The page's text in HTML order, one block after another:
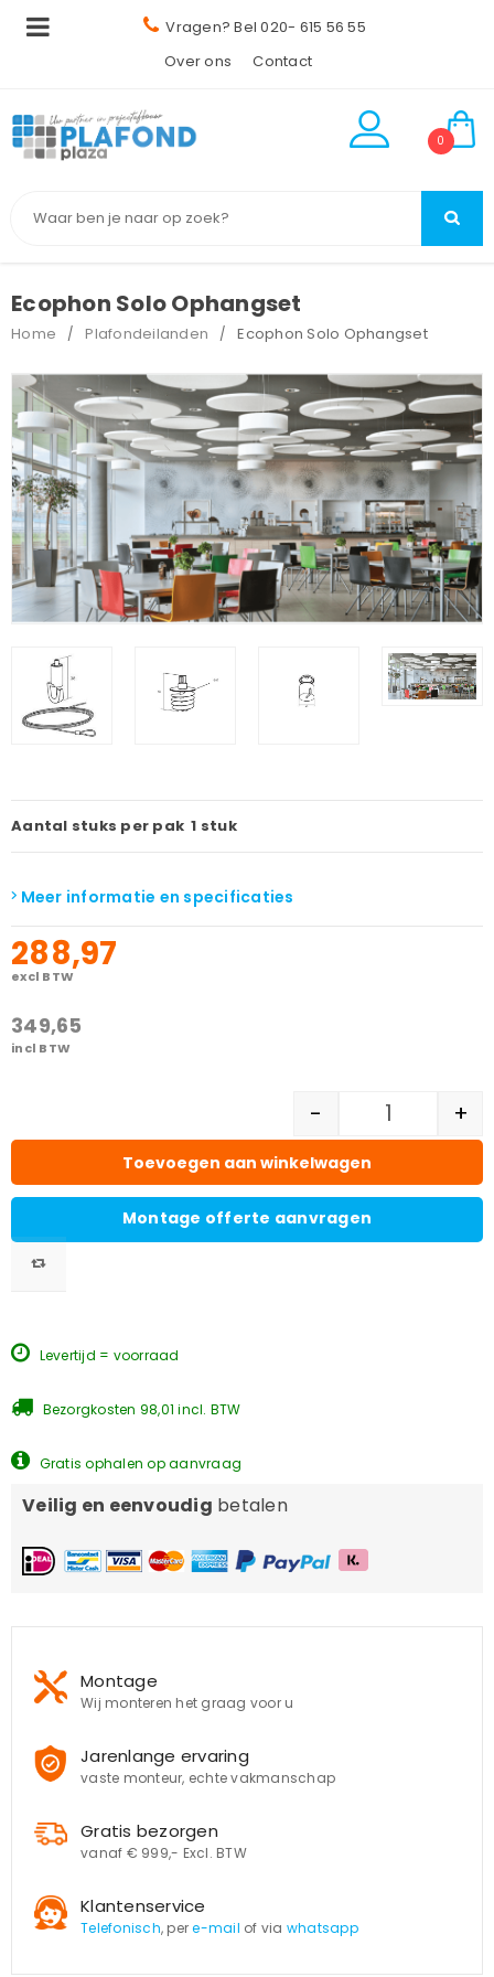
Vragen? Bel 020- 615 56 55
Over ons
Contact
0
Ecophon Solo Ophangset
Home / Plafondeilanden / Ecophon Solo Ophangset
Aantal stuks per pak 1 stuk
Meer informatie en specificaties
288,97
excl BTW
349,65
incl BTW
- +
Toevoegen aan winkelwagen
Montage offerte aanvragen
Levertijd = voorraad
Bezorgkosten 98,01 incl. BTW
Gratis ophalen op aanvraag
Veilig en eenvoudig betalen
Montage
Wij monteren het graag voor u
Jarenlange ervaring
vaste monteur, echte vakmanschap
Gratis bezorgen
vanaf € 999,- Excl. BTW
Klantenservice
Telefonisch, pere-mail of via whatsapp